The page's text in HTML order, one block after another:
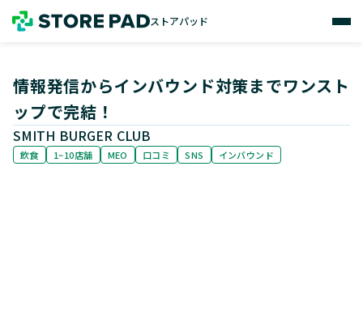
情報発信からインバウンド対策までワンスト
ップで完結！
SMITH BURGER CLUB
飲食 1~10店舗 MEO 口コミ SNS インバウンド
ストアパッド
ストアパッド